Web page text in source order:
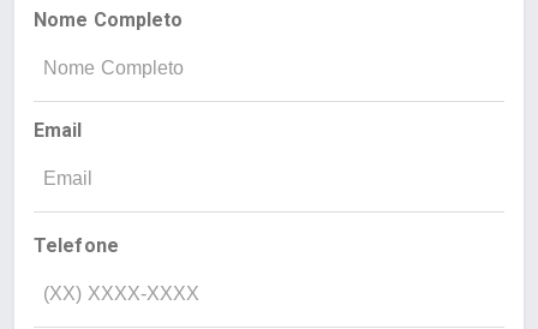
Nome Completo
Email
Telefone